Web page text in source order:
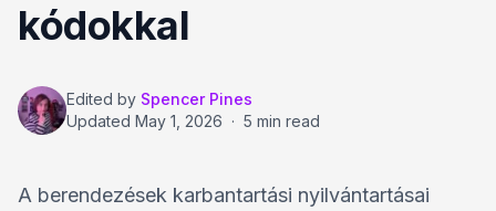
kódokkal
Edited by Spencer Pines
Updated May 1, 2026 · 5 min read
A berendezések karbantartási nyilvántartásai